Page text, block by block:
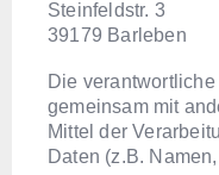
Steinfeldstr. 3
39179 Barleben
Die
gemeinsam mit
Mittel der
Daten (z.B.